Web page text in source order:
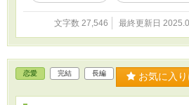
指先の記憶 —
https://youtu.be/7Us-
世界をさらに深く掘り
の約10話を通して、
す。 音楽と小説、両
でいただければ幸いで
に、YouTubeの楽曲
文字数 27,546 最終更新日
恋愛 完結 長編 お気に入